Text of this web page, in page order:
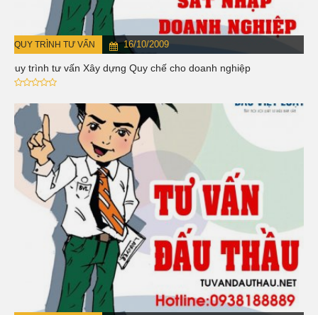
QUY TRÌNH TƯ VẤN 16/10/2009
Quy trình tư vấn Xây dựng Quy chế cho doanh nghiệp